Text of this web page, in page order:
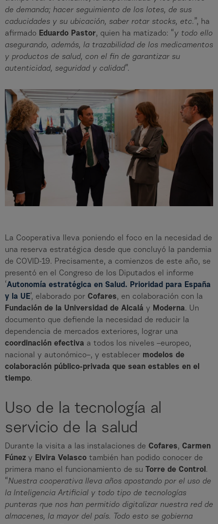
de demanda; hacer seguimiento de los lotes, de sus
caducidades y su ubicación, saber rotar stocks, etc.”, ha
afirmado Eduardo Pastor, quien ha matizado: “y todo ello
asegurando, además, la trazabilidad de los medicamentos
y productos de salud, con el fin de garantizar su
autenticidad, seguridad y calidad”.
La Cooperativa lleva poniendo el foco en la necesidad de
una reserva estratégica desde que concluyó la pandemia
de COVID-19. Precisamente, a comienzos de este año, se
presentó en el Congreso de los Diputados el informe
‘Autonomía estratégica en Salud. Prioridad para España
y la UE’, elaborado por Cofares, en colaboración con la
Fundación de la Universidad de Alcalá y Moderna. Un
documento que defiende la necesidad de reducir la
dependencia de mercados exteriores, lograr una
coordinación efectiva a todos los niveles –europeo,
nacional y autonómico–, y establecer modelos de
colaboración público-privada que sean estables en el
tiempo.
Uso de la tecnología al
servicio de la salud
Durante la visita a las instalaciones de Cofares, Carmen
Fúnez y Elvira Velasco también han podido conocer de
primera mano el funcionamiento de su Torre de Control.
“Nuestra cooperativa lleva años apostando por el uso de
la Inteligencia Artificial y todo tipo de tecnologías
punteras que nos han permitido digitalizar nuestra red de
almacenes, la mayor del país. Todo esto se gobierna